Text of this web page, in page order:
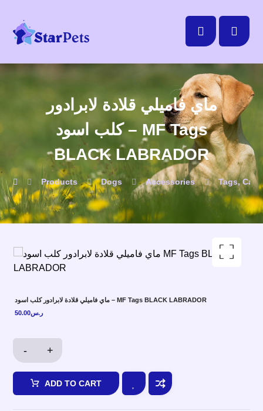
ماي فاميلي قلادة لابرادور
كلب اسود – MF Tags
BLACK LABRADOR
Products Dogs Accessories Tags, Cats
Enlarge the image
ماي فاميلي قلادة لابرادور كلب اسود – MF Tags BLACK LABRADOR
ر.س50.00
- +
ADD TO CART